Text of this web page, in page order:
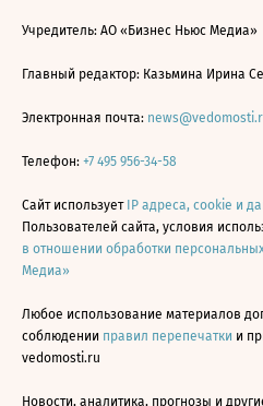
Учредитель: АО «Бизнес Ньюс Медиа»
Главный редактор: Казьмина Ирина
Электронная почта:
Телефон: +7 495 956-34-58
Сайт использует IP адреса, cookie и
Пользователей сайта, условия
в отношении обработки
Медиа»
Любое использование материалов
соблюдении правил перепечатки и
vedomosti.ru
Новости, аналитика, прогнозы и